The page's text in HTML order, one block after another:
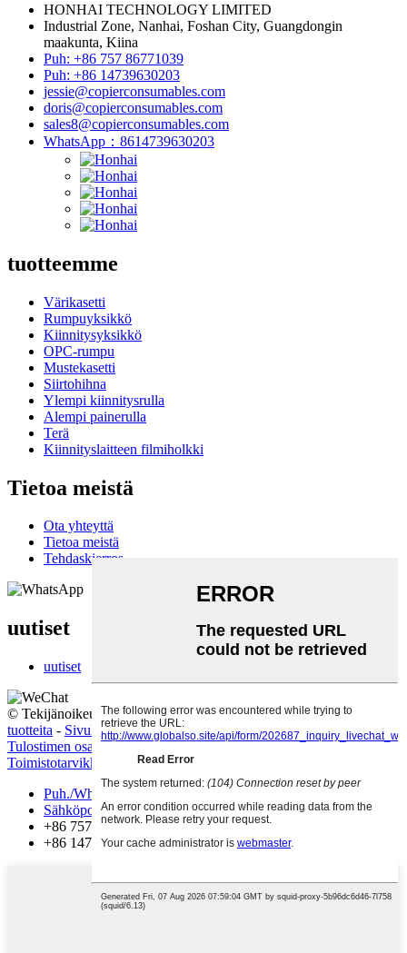
HONHAI TECHNOLOGY LIMITED
Industrial Zone, Nanhai, Foshan City, Guangdongin
maakunta, Kiina
Puh: +86 757 86771039
Puh: +86 14739630203
jessie@copierconsumables.com
doris@copierconsumables.com
sales8@copierconsumables.com
WhatsApp：8614739630203
tuotteemme
Värikasetti
Rumpuyksikkö
Kiinnitysyksikkö
OPC-rumpu
Mustekasetti
Siirtohihna
Ylempi kiinnitysrulla
Alempi painerulla
Terä
Kiinnityslaitteen filmiholkki
Tietoa meistä
Ota yhteyttä
Tietoa meistä
Tehdaskierros
uutiset
uutiset
© Tekijänoikeus - 2010-2022: Kaikki oikeudet pidätetään. Kuumia
tuotteita - Sivukartta
Tulostimen osat ,Varaosat,Toimistotarvikkeet,Toimistokokous,
Toimistotarvikkeet
Kopiokoneen osat
Puh./WhatsApp
Sähköposti
+86 757 86771039
+86 14739630203